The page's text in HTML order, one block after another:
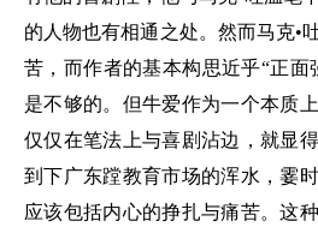
的人物也有相通之处。然而马克•
苦，而作者的基本构思近乎“正面
是不够的。但牛爱作为一个本质
仅仅在笔法上与喜剧沾边，就显
到下广东蹚教育市场的浑水，霎
应该包括内心的挣扎与痛苦。这